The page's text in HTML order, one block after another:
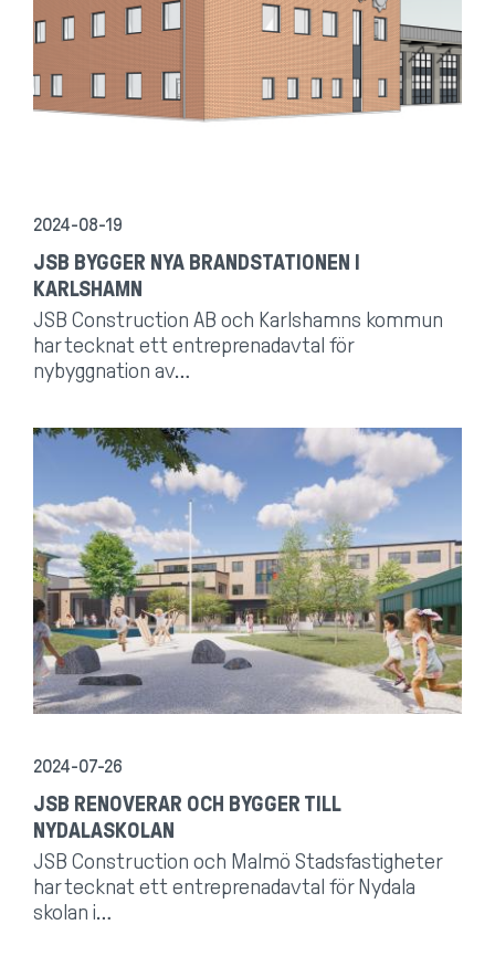
2024-08-19
JSB BYGGER NYA BRANDSTATIONEN I
KARLSHAMN
JSB Construction AB och Karlshamns kommun
har tecknat ett entreprenadavtal för
nybyggnation av…
2024-07-26
JSB RENOVERAR OCH BYGGER TILL
NYDALASKOLAN
JSB Construction och Malmö Stadsfastigheter
har tecknat ett entreprenadavtal för Nydala
skolan i…